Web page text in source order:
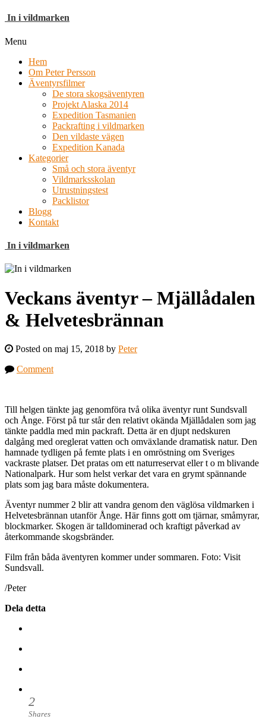
In i vildmarken
Menu
Hem
Om Peter Persson
Äventyrsfilmer
De stora skogsäventyren
Projekt Alaska 2014
Expedition Tasmanien
Packrafting i vildmarken
Den vildaste vägen
Expedition Kanada
Kategorier
Små och stora äventyr
Vildmarksskolan
Utrustningstest
Packlistor
Blogg
Kontakt
In i vildmarken
Veckans äventyr – Mjällådalen
& Helvetesbrännan
Posted on maj 15, 2018 by Peter
Comment
Till helgen tänkte jag genomföra två olika äventyr runt Sundsvall
och Ånge. Först på tur står den relativt okända Mjällådalen som jag
tänkte paddla med min packraft. Detta är en djupt nedskuren
dalgång med oreglerat vatten och omväxlande dramatisk natur. Den
hamnade tydligen på femte plats i en omröstning om Sveriges
vackraste platser. Det pratas om ett naturreservat eller t o m blivande
Nationalpark. Hur som helst verkar det vara en grymt spännande
plats som jag bara måste dokumentera.
Äventyr nummer 2 blir att vandra genom den väglösa vildmarken i
Helvetesbrännan utanför Ånge. Här finns gott om tjärnar, småmyrar,
blockmarker. Skogen är talldominerad och kraftigt påverkad av
återkommande skogsbränder.
Film från båda äventyren kommer under sommaren. Foto: Visit
Sundsvall.
/Peter
Dela detta
2
Shares